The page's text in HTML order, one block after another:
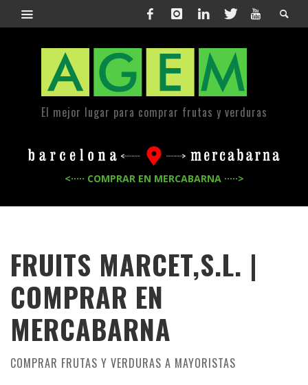
El mejor lugar para comprar frutas y verduras
<····· COMPRAR EN MERCABARNA ·····>
FRUITS MARCET,S.L. |
COMPRAR EN
MERCABARNA
COMPRAR FRUTAS Y VERDURAS A MAYORISTAS